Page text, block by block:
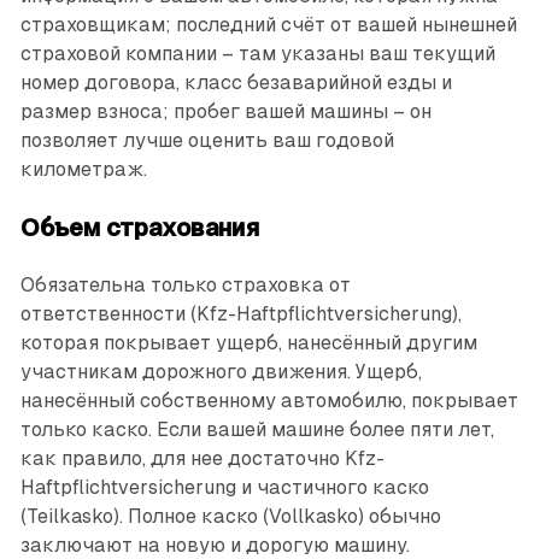
страховщикам; последний счёт от вашей нынешней
страховой компании – там указаны ваш текущий
номер договора, класс безаварийной езды и
размер взноса; пробег вашей машины – он
позволяет лучше оценить ваш годовой
километраж.
Объем страхования
Обязательна только страховка от
ответственности (Kfz-Haftpflichtversicherung),
которая покрывает ущерб, нанесённый другим
участникам дорожного движения. Ущерб,
нанесённый собственному автомобилю, покрывает
только каско. Если вашей машине более пяти лет,
как правило, для нее достаточно Kfz-
Haftpflichtversicherung и частичного каско
(Teilkasko). Полное каско (Vollkasko) обычно
заключают на новую и дорогую машину.